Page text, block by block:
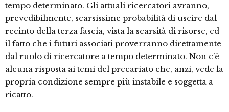
tempo determinato. Gli attuali ricercatori avranno,
prevedibilmente, scarsissime probabilità di uscire dal
recinto della terza fascia, vista la scarsità di risorse, ed
il fatto che i futuri associati proverranno direttamente
dal ruolo di ricercatore a tempo determinato. Non c’è
alcuna risposta ai temi del precariato che, anzi, vede la
propria condizione sempre più instabile e soggetta a
ricatto.